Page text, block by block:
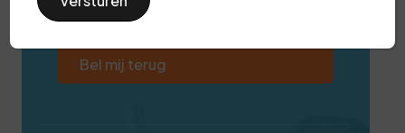
telefoonnummer